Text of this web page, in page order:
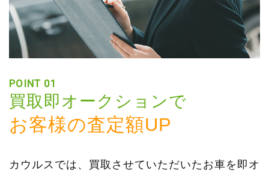
POINT 01
買取即オークションで
お客様の査定額UP
カウルスでは、買取させていただいたお車を即オ